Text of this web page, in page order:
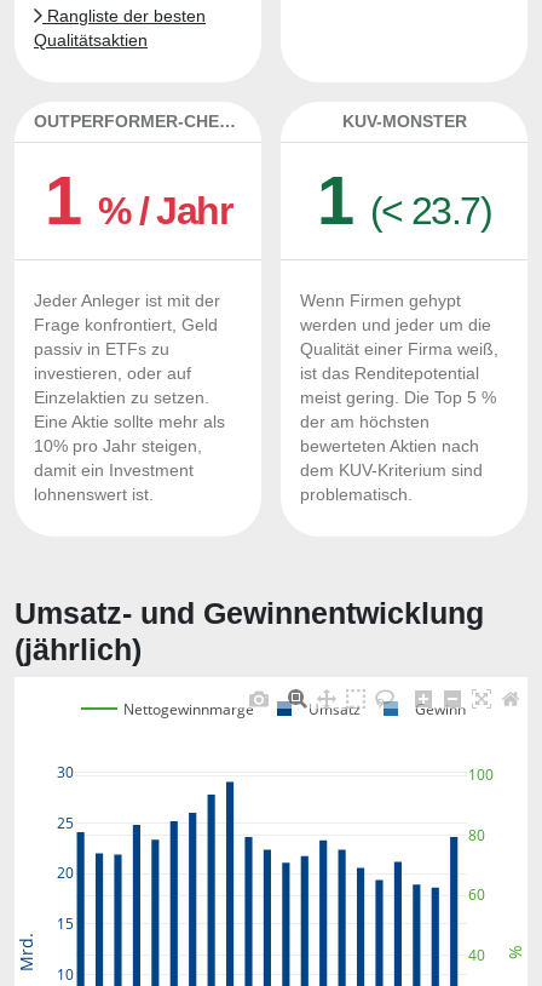
Rangliste der besten
Qualitätsaktien
OUTPERFORMER-CHECK
1 % / Jahr
Jeder Anleger ist mit der
Frage konfrontiert, Geld
passiv in ETFs zu
investieren, oder auf
Einzelaktien zu setzen.
Eine Aktie sollte mehr als
10% pro Jahr steigen,
damit ein Investment
lohnenswert ist.
KUV-MONSTER
1 (< 23.7)
Wenn Firmen gehypt
werden und jeder um die
Qualität einer Firma weiß,
ist das Renditepotential
meist gering. Die Top 5 %
der am höchsten
bewerteten Aktien nach
dem KUV-Kriterium sind
problematisch.
Umsatz- und Gewinnentwicklung
(jährlich)
10
15
20
25
30
40
60
80
100
Nettogewinnmarge Umsatz Gewinn
Mrd. %